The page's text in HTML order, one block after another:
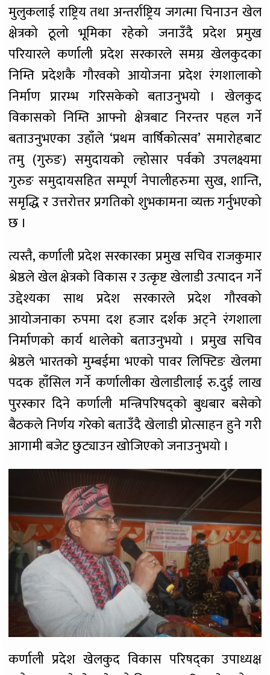
मुलुकलाई राष्ट्रिय तथा अन्तर्राष्ट्रिय जगत्मा चिनाउन खेल
क्षेत्रको ठूलो भूमिका रहेको जनाउँदै प्रदेश प्रमुख
परियारले कर्णाली प्रदेश सरकारले समग्र खेलकुदका
निम्ति प्रदेशकै गौरवको आयोजना प्रदेश रंगशालाको
निर्माण प्रारम्भ गरिसकेको बताउनुभयो । खेलकुद
विकासको निम्ति आफ्नो क्षेत्रबाट निरन्तर पहल गर्ने
बताउनुभएका उहाँले ‘प्रथम वार्षिकोत्सव’ समारोहबाट
तमु (गुरुङ) समुदायको ल्होसार पर्वको उपलक्ष्यमा
गुरुङ समुदायसहित सम्पूर्ण नेपालीहरुमा सुख, शान्ति,
समृद्धि र उत्तरोत्तर प्रगतिको शुभकामना व्यक्त गर्नुभएको
छ ।
त्यस्तै, कर्णाली प्रदेश सरकारका प्रमुख सचिव राजकुमार
श्रेष्ठले खेल क्षेत्रको विकास र उत्कृष्ट खेलाडी उत्पादन गर्ने
उद्देश्यका साथ प्रदेश सरकारले प्रदेश गौरवको
आयोजनाका रुपमा दश हजार दर्शक अट्ने रंगशाला
निर्माणको कार्य थालेको बताउनुभयो । प्रमुख सचिव
श्रेष्ठले भारतको मुम्बईमा भएको पावर लिफ्टिङ खेलमा
पदक हाँसिल गर्ने कर्णालीका खेलाडीलाई रु.दुई लाख
पुरस्कार दिने कर्णाली मन्त्रिपरिषद्को बुधबार बसेको
बैठकले निर्णय गरेको बताउँदै खेलाडी प्रोत्साहन हुने गरी
आगामी बजेट छुट्याउन खोजिएको जनाउनुभयो ।
कर्णाली प्रदेश खेलकुद विकास परिषद्का उपाध्यक्ष